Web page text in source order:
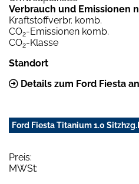
Verbrauch und Emissionen
Kraftstoffverbr. komb.
CO2-Emissionen komb.
CO2-Klasse
Standort
Details zum Ford Fiesta
Ford Fiesta Titanium 1.0
Preis:
MWSt: